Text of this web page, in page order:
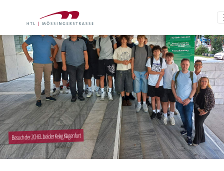
Besuch der 2CHEL bei der Kelag Klagenfurt